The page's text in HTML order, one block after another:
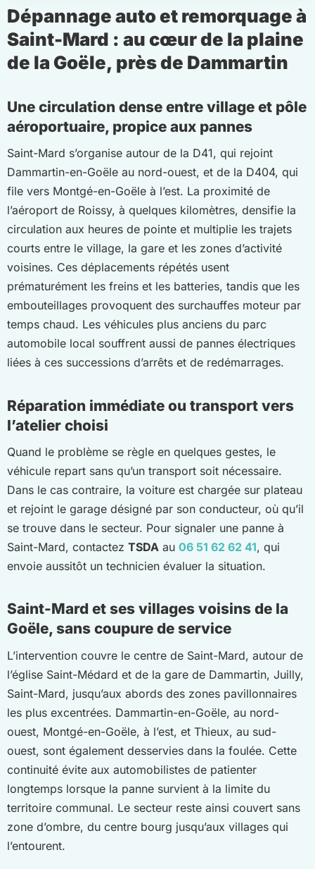
Dépannage auto et remorquage à
Saint-Mard : au cœur de la plaine
de la Goële, près de Dammartin
Une circulation dense entre village et pôle
aéroportuaire, propice aux pannes
Saint-Mard s’organise autour de la D41, qui rejoint
Dammartin-en-Goële au nord-ouest, et de la D404, qui
file vers Montgé-en-Goële à l’est. La proximité de
l’aéroport de Roissy, à quelques kilomètres, densifie la
circulation aux heures de pointe et multiplie les trajets
courts entre le village, la gare et les zones d’activité
voisines. Ces déplacements répétés usent
prématurément les freins et les batteries, tandis que les
embouteillages provoquent des surchauffes moteur par
temps chaud. Les véhicules plus anciens du parc
automobile local souffrent aussi de pannes électriques
liées à ces successions d’arrêts et de redémarrages.
Réparation immédiate ou transport vers
l’atelier choisi
Quand le problème se règle en quelques gestes, le
véhicule repart sans qu’un transport soit nécessaire.
Dans le cas contraire, la voiture est chargée sur plateau
et rejoint le garage désigné par son conducteur, où qu’il
se trouve dans le secteur. Pour signaler une panne à
Saint-Mard, contactez TSDA au 06 51 62 62 41, qui
envoie aussitôt un technicien évaluer la situation.
Saint-Mard et ses villages voisins de la
Goële, sans coupure de service
L’intervention couvre le centre de Saint-Mard, autour de
l’église Saint-Médard et de la gare de Dammartin, Juilly,
Saint-Mard, jusqu’aux abords des zones pavillonnaires
les plus excentrées. Dammartin-en-Goële, au nord-
ouest, Montgé-en-Goële, à l’est, et Thieux, au sud-
ouest, sont également desservies dans la foulée. Cette
continuité évite aux automobilistes de patienter
longtemps lorsque la panne survient à la limite du
territoire communal. Le secteur reste ainsi couvert sans
zone d’ombre, du centre bourg jusqu’aux villages qui
l’entourent.